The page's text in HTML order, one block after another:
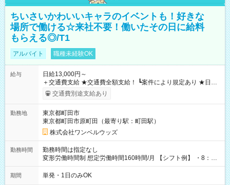
ちいさいかわいいキャラのイベントも！好きな
場所で働ける☆来社不要！働いたその日に給料
もらえる◎/T1
アルバイト 職種未経験OK
給与
日給13,000円～
＋交通費支給 ★交通費全額支給！ ┗案件により規定あり ★日払
いOK！（規定あり） ┗働いたその日に現金GET♪ お仕事後はコ
ンビニATMから 日払い分を引き落とせます！ 【試用期間】試
交通費別途支給あり
勤務地
東京都町田市
東京都町田市原町田（最寄り駅：町田駅）
株式会社ワンベルウッズ
勤務時間
勤務時間は指定なし
変形労働時間制 想定労働時間160時間/月 【シフト例】 ・8：00
～21：00
期間 単発・1日のみOK